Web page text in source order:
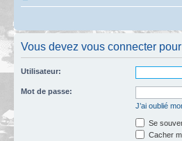
Vous devez vous connecter
Utilisateur:
Mot de passe:
J’ai oublié
Se
Cacher